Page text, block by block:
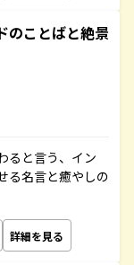
のことばと絶景
ると言う、イン
る名言と癒やしの
詳細を見る